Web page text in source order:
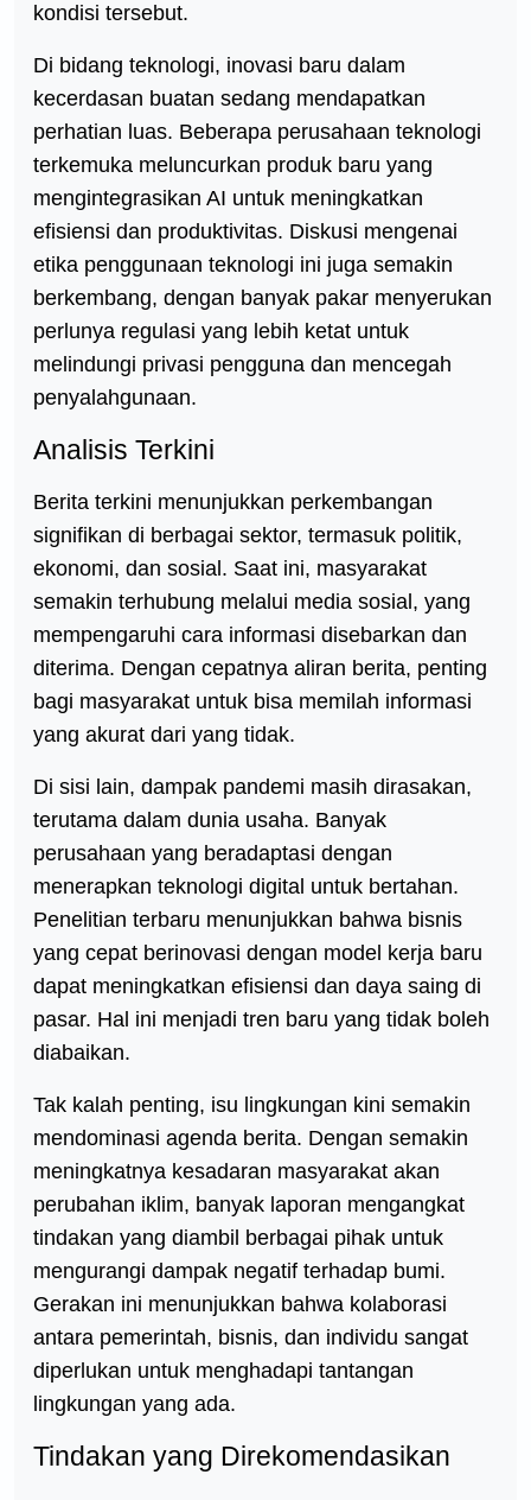
kondisi tersebut.
Di bidang teknologi, inovasi baru dalam
kecerdasan buatan sedang mendapatkan
perhatian luas. Beberapa perusahaan teknologi
terkemuka meluncurkan produk baru yang
mengintegrasikan AI untuk meningkatkan
efisiensi dan produktivitas. Diskusi mengenai
etika penggunaan teknologi ini juga semakin
berkembang, dengan banyak pakar menyerukan
perlunya regulasi yang lebih ketat untuk
melindungi privasi pengguna dan mencegah
penyalahgunaan.
Analisis Terkini
Berita terkini menunjukkan perkembangan
signifikan di berbagai sektor, termasuk politik,
ekonomi, dan sosial. Saat ini, masyarakat
semakin terhubung melalui media sosial, yang
mempengaruhi cara informasi disebarkan dan
diterima. Dengan cepatnya aliran berita, penting
bagi masyarakat untuk bisa memilah informasi
yang akurat dari yang tidak.
Di sisi lain, dampak pandemi masih dirasakan,
terutama dalam dunia usaha. Banyak
perusahaan yang beradaptasi dengan
menerapkan teknologi digital untuk bertahan.
Penelitian terbaru menunjukkan bahwa bisnis
yang cepat berinovasi dengan model kerja baru
dapat meningkatkan efisiensi dan daya saing di
pasar. Hal ini menjadi tren baru yang tidak boleh
diabaikan.
Tak kalah penting, isu lingkungan kini semakin
mendominasi agenda berita. Dengan semakin
meningkatnya kesadaran masyarakat akan
perubahan iklim, banyak laporan mengangkat
tindakan yang diambil berbagai pihak untuk
mengurangi dampak negatif terhadap bumi.
Gerakan ini menunjukkan bahwa kolaborasi
antara pemerintah, bisnis, dan individu sangat
diperlukan untuk menghadapi tantangan
lingkungan yang ada.
Tindakan yang Direkomendasikan